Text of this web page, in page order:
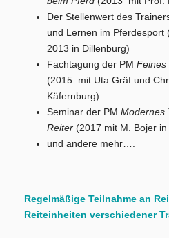
Der Stellenwert des
und Lernen im Pferdesport
2013 in Dillenburg)
Fachtagung der PM Feines
(2015 mit Uta Gräf und
Käfernburg)
Seminar der PM Modernes
Reiter(2017 mit M. Bojer in
und andere mehr….
Regelmäßige Teilnahme an
Reiteinheiten verschiedener